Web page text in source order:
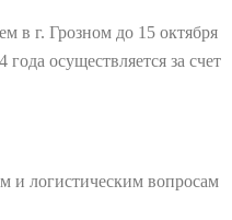
в г. Грозном до 15 октября
осуществляется за счет
и логистическим вопросам